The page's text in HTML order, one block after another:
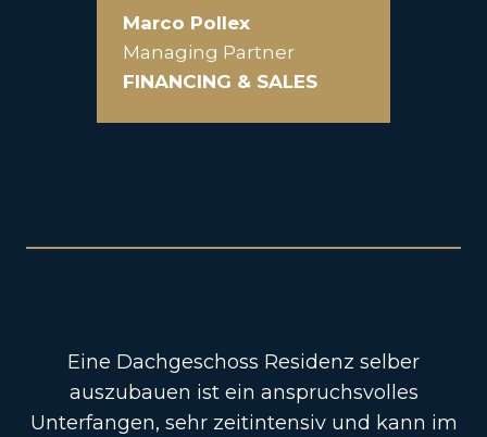
Marco Pollex
Managing Partner
FINANCING & SALES
Eine Dachgeschoss Residenz selber
auszubauen ist ein anspruchsvolles
Unterfangen, sehr zeitintensiv und kann im